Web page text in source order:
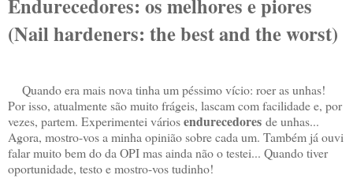
Endurecedores: os melhores e piores
(Nail hardeners: the best and the worst)
Quando era mais nova tinha um péssimo vício: roer as unhas!
Por isso, atualmente são muito frágeis, lascam com facilidade e, por
vezes, partem. Experimentei váriosendurecedores de unhas...
Agora, mostro-vos a minha opinião sobre cada um. Também já ouvi
falar muito bem do da OPI mas ainda não o testei... Quando tiver
oportunidade, testo e mostro-vos tudinho!